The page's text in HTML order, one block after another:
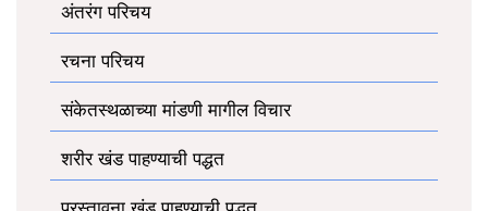
अंतरंग परिचय
रचना परिचय
संकेतस्थळाच्या मांडणी मागील विचार
शरीर खंड पाहण्याची पद्धत